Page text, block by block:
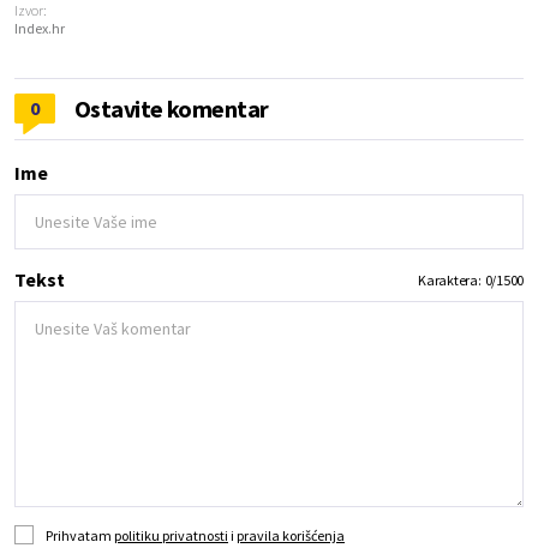
Izvor:
Index.hr
0 Ostavite komentar
Ime
Tekst Karaktera: 0/1500
Prihvatam politiku privatnosti i pravila korišćenja